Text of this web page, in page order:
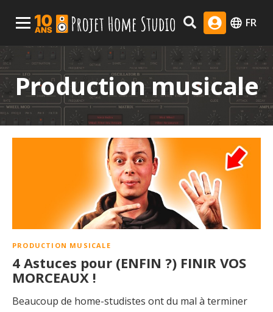
content
Menu Principal FR
Production musicale
PRODUCTION MUSICALE
4 Astuces pour (ENFIN ?) FINIR VOS
MORCEAUX !
Beaucoup de home-studistes ont du mal à terminer